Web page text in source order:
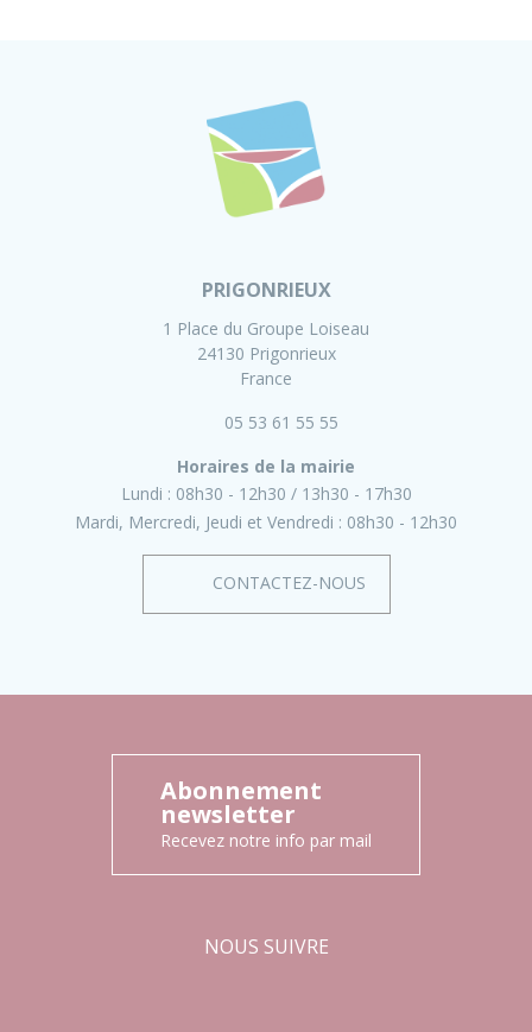
PRIGONRIEUX
1 Place du Groupe Loiseau
24130 Prigonrieux
France
05 53 61 55 55
Horaires de la mairie
Lundi : 08h30 - 12h30
13h30 - 17h30
Mardi, Mercredi, Jeudi et Vendredi : 08h30 - 12h30
CONTACTEZ-NOUS
Abonnement
newsletter
Recevez notre info par mail
NOUS SUIVRE